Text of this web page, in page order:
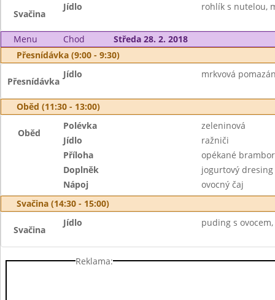
Svačina
Jídlo rohlík s nutelou,
Menu Chod
Středa 28. 2. 2018
Přesnídávka (9:00 - 9:30)
Přesnídávka
Jídlo mrkvová
Oběd (11:30 - 13:00)
Oběd
Polévka
zeleninová
Jídlo
ražniči
Příloha
opékané
Doplněk
jogurtový dresing
Nápoj
ovocný čaj
Svačina (14:30 - 15:00)
Svačina
Jídlo puding s
Reklama: